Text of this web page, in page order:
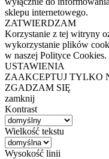
sklepu internetowego.
ZATWIERDZAM
Korzystanie z tej witryny
wykorzystanie plików
w naszej Polityce Cookies.
USTAWIENIA
ZAAKCEPTUJ TYLKO
ZGADZAM SIĘ
zamknij
Kontrast
Wielkość tekstu
Wysokość linii